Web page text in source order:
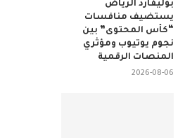
بوليفارد الرياض
يستضيف منافسات
“كأس المحتوى” بين
نجوم يوتيوب ومؤثري
المنصات الرقمية
2026-08-06